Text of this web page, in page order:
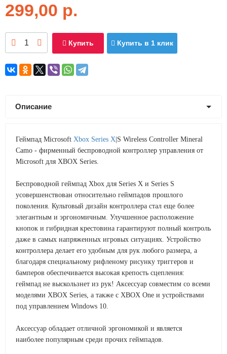
299,00 р.
Купить Купить в 1 клик
Описание
Геймпад Microsoft Xbox Series X|S Wireless Controller Mineral
Camo - фирменный беспроводной контроллер управления от
Microsoft для XBOX Series.
Беспроводной геймпад Xbox для Series X и Series S
усовершенствован относительно геймпадов прошлого
поколения. Культовый дизайн контроллера стал еще более
элегантным и эргономичным. Улучшенное расположение
кнопок и гибридная крестовина гарантируют полный контроль
даже в самых напряженных игровых ситуациях. Устройство
контроллера делает его удобным для рук любого размера, а
благодаря специальному рифленому рисунку триггеров и
бамперов обеспечивается высокая крепость сцепления:
геймпад не выскользнет из рук! Аксессуар совместим со всеми
моделями XBOX Series, а также с XBOX One и устройствами
под управлением Windows 10.
Аксессуар обладает отличной эргономикой и является
наиболее популярным среди прочих геймпадов.